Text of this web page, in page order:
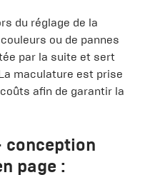
du réglage de la
ou de pannes
par la suite et sert
maculature est prise
afin de garantir la
conception
page :